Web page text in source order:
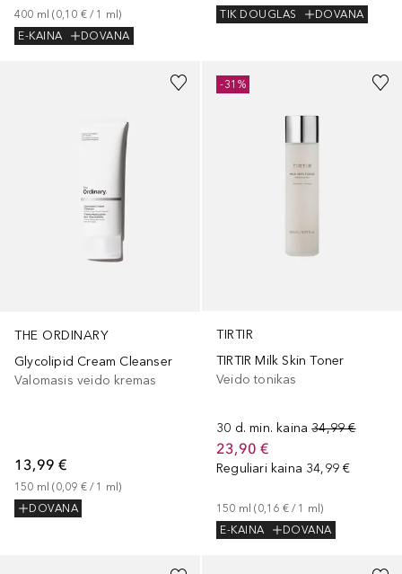
400 ml (0,10 € / 1 ml)
E-KAINA
DOVANA
TIK DOUGLAS
DOVANA
THE ORDINARY
Glycolipid Cream Cleanser
Valomasis veido kremas
13,99 €
150 ml (0,09 € / 1 ml)
DOVANA
TIRTIR
TIRTIR Milk Skin Toner
Veido tonikas
30 d. min. kaina 34,99 €
23,90 €
Reguliari kaina 34,99 €
150 ml (0,16 € / 1 ml)
E-KAINA
DOVANA
-31%